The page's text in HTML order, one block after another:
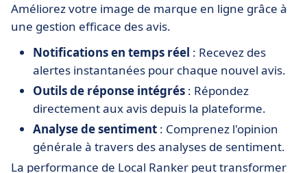
Améliorez votre image de marque en ligne grâce à
une gestion efficace des avis.
Notifications en temps réel : Recevez des
alertes instantanées pour chaque nouvel avis.
Outils de réponse intégrés : Répondez
directement aux avis depuis la plateforme.
Analyse de sentiment : Comprenez l'opinion
générale à travers des analyses de sentiment.
La performance de Local Ranker peut transformer